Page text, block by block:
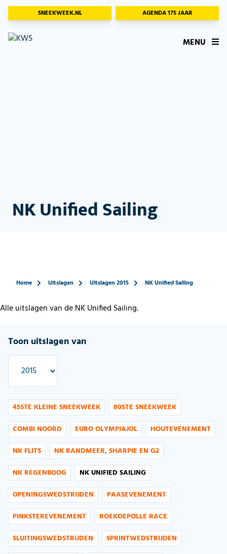
SNEEKWEEK.NL AGENDA 175 JAAR
MENU
NK Unified Sailing
Home Uitslagen Uitslagen 2015 NK Unified Sailing
Alle uitslagen van de NK Unified Sailing.
Toon uitslagen van
45STE KLEINE SNEEKWEEK
80STE SNEEKWEEK
COMBI NOORD
EURO OLYMPIAJOL
HOUTEVENEMENT
NK FLITS
NK RANDMEER, SHARPIE EN G2
NK REGENBOOG
NK UNIFIED SAILING
OPENINGSWEDSTRIJDEN
PAASEVENEMENT
PINKSTEREVENEMENT
ROEKOEPOLLE RACE
SLUITINGSWEDSTRIJDEN
SPRINTWEDSTRIJDEN